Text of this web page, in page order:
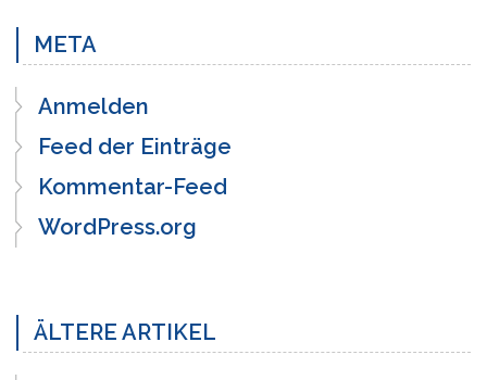
META
Anmelden
Feed der Einträge
Kommentar-Feed
WordPress.org
ÄLTERE ARTIKEL